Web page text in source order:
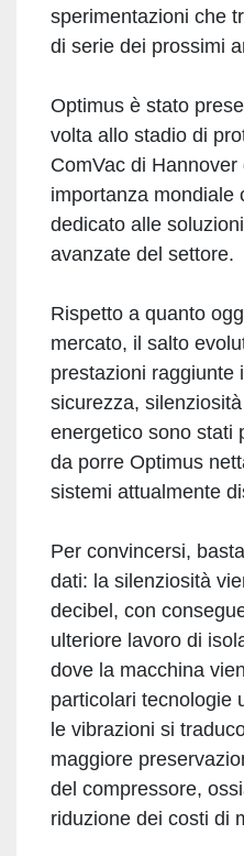
sperimentazioni che
di serie dei prossimi
Optimus è stato
volta allo stadio di
ComVac di
importanza mondiale
dedicato alle
avanzate del settore.
Rispetto a quanto
mercato, il salto
prestazioni raggiunte
sicurezza,
energetico sono stati
da porre Optimus
sistemi attualmente
Per convincersi,
dati: la silenziosità
decibel, con
ulteriore lavoro di
dove la macchina
particolari tecnologie
le vibrazioni si
maggiore
del compressore,
riduzione dei costi di